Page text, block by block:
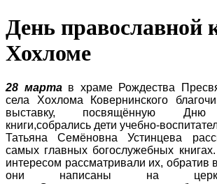
День православной
Хохломе
28 мартав храме Рождества
села Хохлома Ковернинского
выставку, посвящённую Дню
книги,собрались дети учебно-
Татьяна Семёновна Устинцева
самых главных богослужебных
интересом рассматривали их, обратив
они написаны на